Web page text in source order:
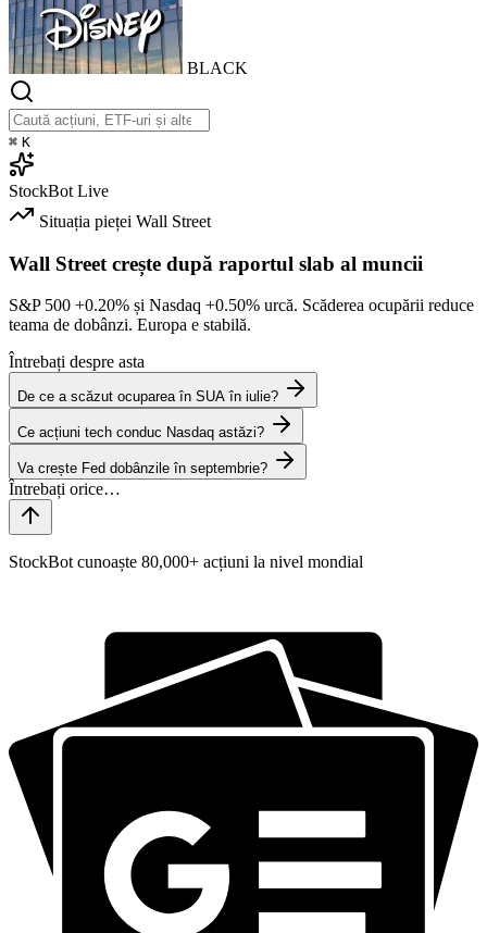
BLACK
⌘ K
StockBot Live
Situația pieței Wall Street
Wall Street crește după raportul slab al muncii
S&P 500 +0.20% și Nasdaq +0.50% urcă. Scăderea ocupării reduce
teama de dobânzi. Europa e stabilă.
Întrebați despre asta
De ce a scăzut ocuparea în SUA în iulie?
Ce acțiuni tech conduc Nasdaq astăzi?
Va crește Fed dobânzile în septembrie?
StockBot cunoaște 80,000+ acțiuni la nivel mondial